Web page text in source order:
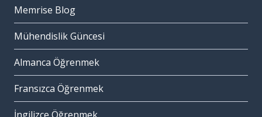
Memrise Blog
Mühendislik Güncesi
Almanca Öğrenmek
Fransızca Öğrenmek